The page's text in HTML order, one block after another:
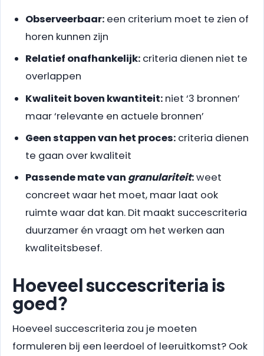
Observeerbaar: een criterium moet te zien of
horen kunnen zijn
Relatief onafhankelijk: criteria dienen niet te
overlappen
Kwaliteit boven kwantiteit: niet ‘3 bronnen’
maar ‘relevante en actuele bronnen’
Geen stappen van het proces: criteria dienen
te gaan over kwaliteit
Passende mate van granulariteit:weet
concreet waar het moet, maar laat ook
ruimte waar dat kan. Dit maakt succescriteria
duurzamer én vraagt om het werken aan
kwaliteitsbesef.
Hoeveel succescriteria is
goed?
Hoeveel succescriteria zou je moeten
formuleren bij een leerdoel of leeruitkomst? Ook